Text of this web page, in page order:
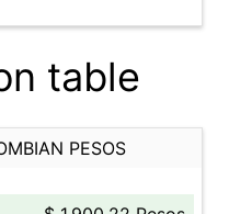
table
PESOS